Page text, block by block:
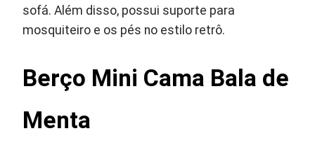
sofá. Além disso, possui suporte para
mosquiteiro e os pés no estilo retrô.
Berço Mini Cama Bala de
Menta